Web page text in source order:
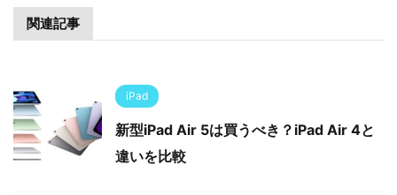
関連記事
iPad
新型iPad Air 5は買うべき？iPad Air 4と
違いを比較